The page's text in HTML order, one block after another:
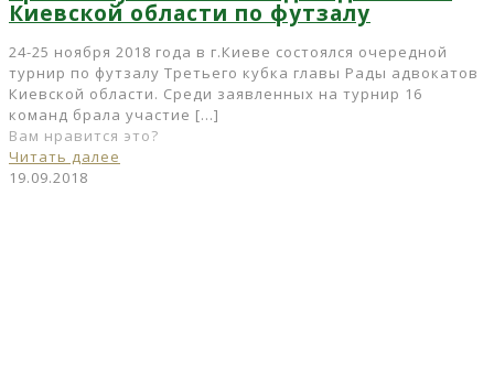
Киевской области по футзалу
24-25 ноября 2018 года в г.Киеве состоялся очередной
турнир по футзалу Третьего кубка главы Рады адвокатов
Киевской области. Среди заявленных на турнир 16
команд брала участие […]
Вам нравится это?
Читать далее
19.09.2018